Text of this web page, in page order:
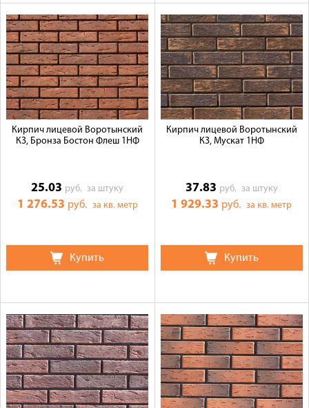
Кирпич лицевой Воротынский
КЗ, Бронза Бостон Флеш 1НФ
25.03 руб.за штуку
1 276.53 руб. за кв. метр
Купить
Кирпич лицевой Воротынский
КЗ, Мускат 1НФ
37.83 руб. за штуку
1 929.33 руб.за кв. метр
Купить